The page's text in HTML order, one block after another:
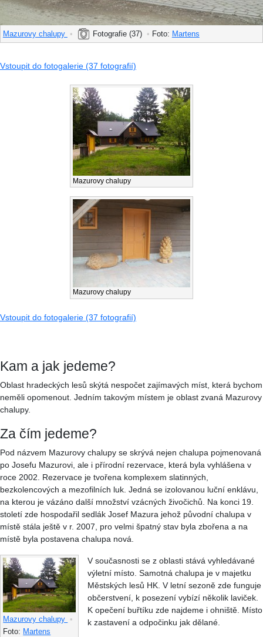
Mazurovy chalupy • Fotografie (37) • Foto: Martens
Vstoupit do fotogalerie (37 fotografií)
Mazurovy chalupy
Mazurovy chalupy
Vstoupit do fotogalerie (37 fotografií)
Kam a jak jedeme?
Oblast hradeckých lesů skýtá nespočet zajímavých míst, která bychom
neměli opomenout. Jedním takovým místem je oblast zvaná Mazurovy
chalupy.
Za čím jedeme?
Pod názvem Mazurovy chalupy se skrývá nejen chalupa pojmenovaná
po Josefu Mazurovi, ale i přírodní rezervace, která byla vyhlášena v
roce 2002. Rezervace je tvořena komplexem slatinných,
bezkolencových a mezofilních luk. Jedná se izolovanou luční enklávu,
na kterou je vázáno další množství vzácných živočichů. Na konci 19.
století zde hospodařil sedlák Josef Mazura jehož původní chalupa v
místě stála ještě v r. 2007, pro velmi špatný stav byla zbořena a na
místě byla postavena chalupa nová.
Mazurovy chalupy •
Foto: Martens
V současnosti se z oblasti stává vyhledávané
výletní místo. Samotná chalupa je v majetku
Městských lesů HK. V letní sezoně zde funguje
občerstvení, k posezení vybízí několik laviček.
K opečení buřtíku zde najdeme i ohniště. Místo
k zastavení a odpočinku jak dělané.